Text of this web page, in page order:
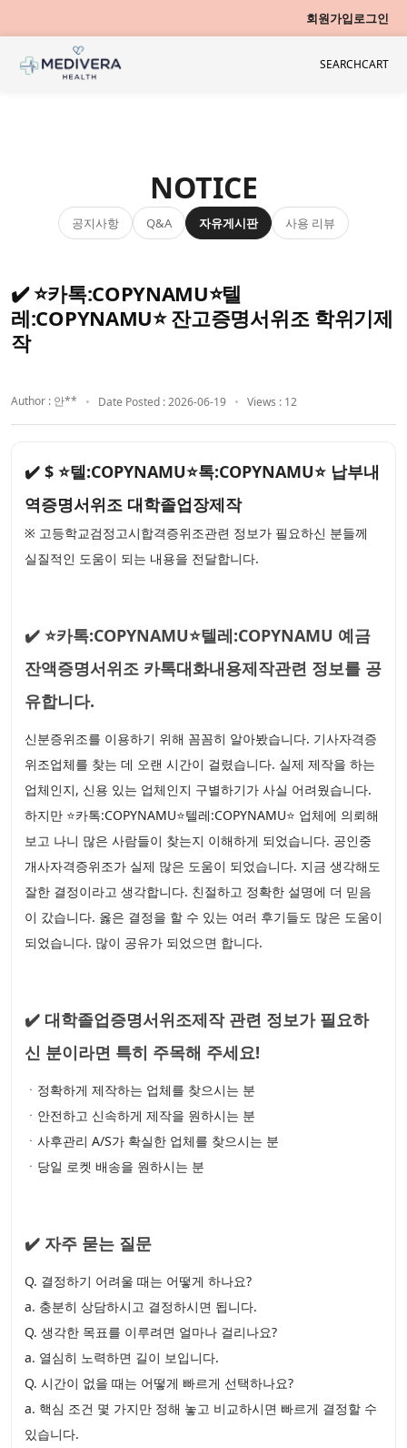
회원가입로그인
SEARCHCART
NOTICE
공지사항 Q&A 자유게시판 사용 리뷰
✔️ ⭐카톡:COPYNAMU⭐텔
레:COPYNAMU⭐ 잔고증명서위조 학위기제
작
Author : 안** Date Posted : 2026-06-19 Views : 12
✔️ $ ⭐텔:COPYNAMU⭐톡:COPYNAMU⭐ 납부내
역증명서위조 대학졸업장제작
※ 고등학교검정고시합격증위조관련 정보가 필요하신 분들께
실질적인 도움이 되는 내용을 전달합니다.
✔️ ⭐카톡:COPYNAMU⭐텔레:COPYNAMU 예금
잔액증명서위조 카톡대화내용제작관련 정보를 공
유합니다.
신분증위조를 이용하기 위해 꼼꼼히 알아봤습니다. 기사자격증
위조업체를 찾는 데 오랜 시간이 걸렸습니다. 실제 제작을 하는
업체인지, 신용 있는 업체인지 구별하기가 사실 어려웠습니다.
하지만 ⭐카톡:COPYNAMU⭐텔레:COPYNAMU⭐ 업체에 의뢰해
보고 나니 많은 사람들이 찾는지 이해하게 되었습니다. 공인중
개사자격증위조가 실제 많은 도움이 되었습니다. 지금 생각해도
잘한 결정이라고 생각합니다. 친절하고 정확한 설명에 더 믿음
이 갔습니다. 옳은 결정을 할 수 있는 여러 후기들도 많은 도움이
되었습니다. 많이 공유가 되었으면 합니다.
✔️ 대학졸업증명서위조제작 관련 정보가 필요하
신 분이라면 특히 주목해 주세요!
ㆍ정확하게 제작하는 업체를 찾으시는 분
ㆍ안전하고 신속하게 제작을 원하시는 분
ㆍ사후관리 A/S가 확실한 업체를 찾으시는 분
ㆍ당일 로켓 배송을 원하시는 분
✔️ 자주 묻는 질문
Q. 결정하기 어려울 때는 어떻게 하나요?
a. 충분히 상담하시고 결정하시면 됩니다.
Q. 생각한 목표를 이루려면 얼마나 걸리나요?
a. 열심히 노력하면 길이 보입니다.
Q. 시간이 없을 때는 어떻게 빠르게 선택하나요?
a. 핵심 조건 몇 가지만 정해 놓고 비교하시면 빠르게 결정할 수
있습니다.